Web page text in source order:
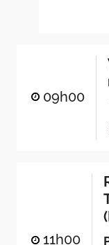
09h00
11h00